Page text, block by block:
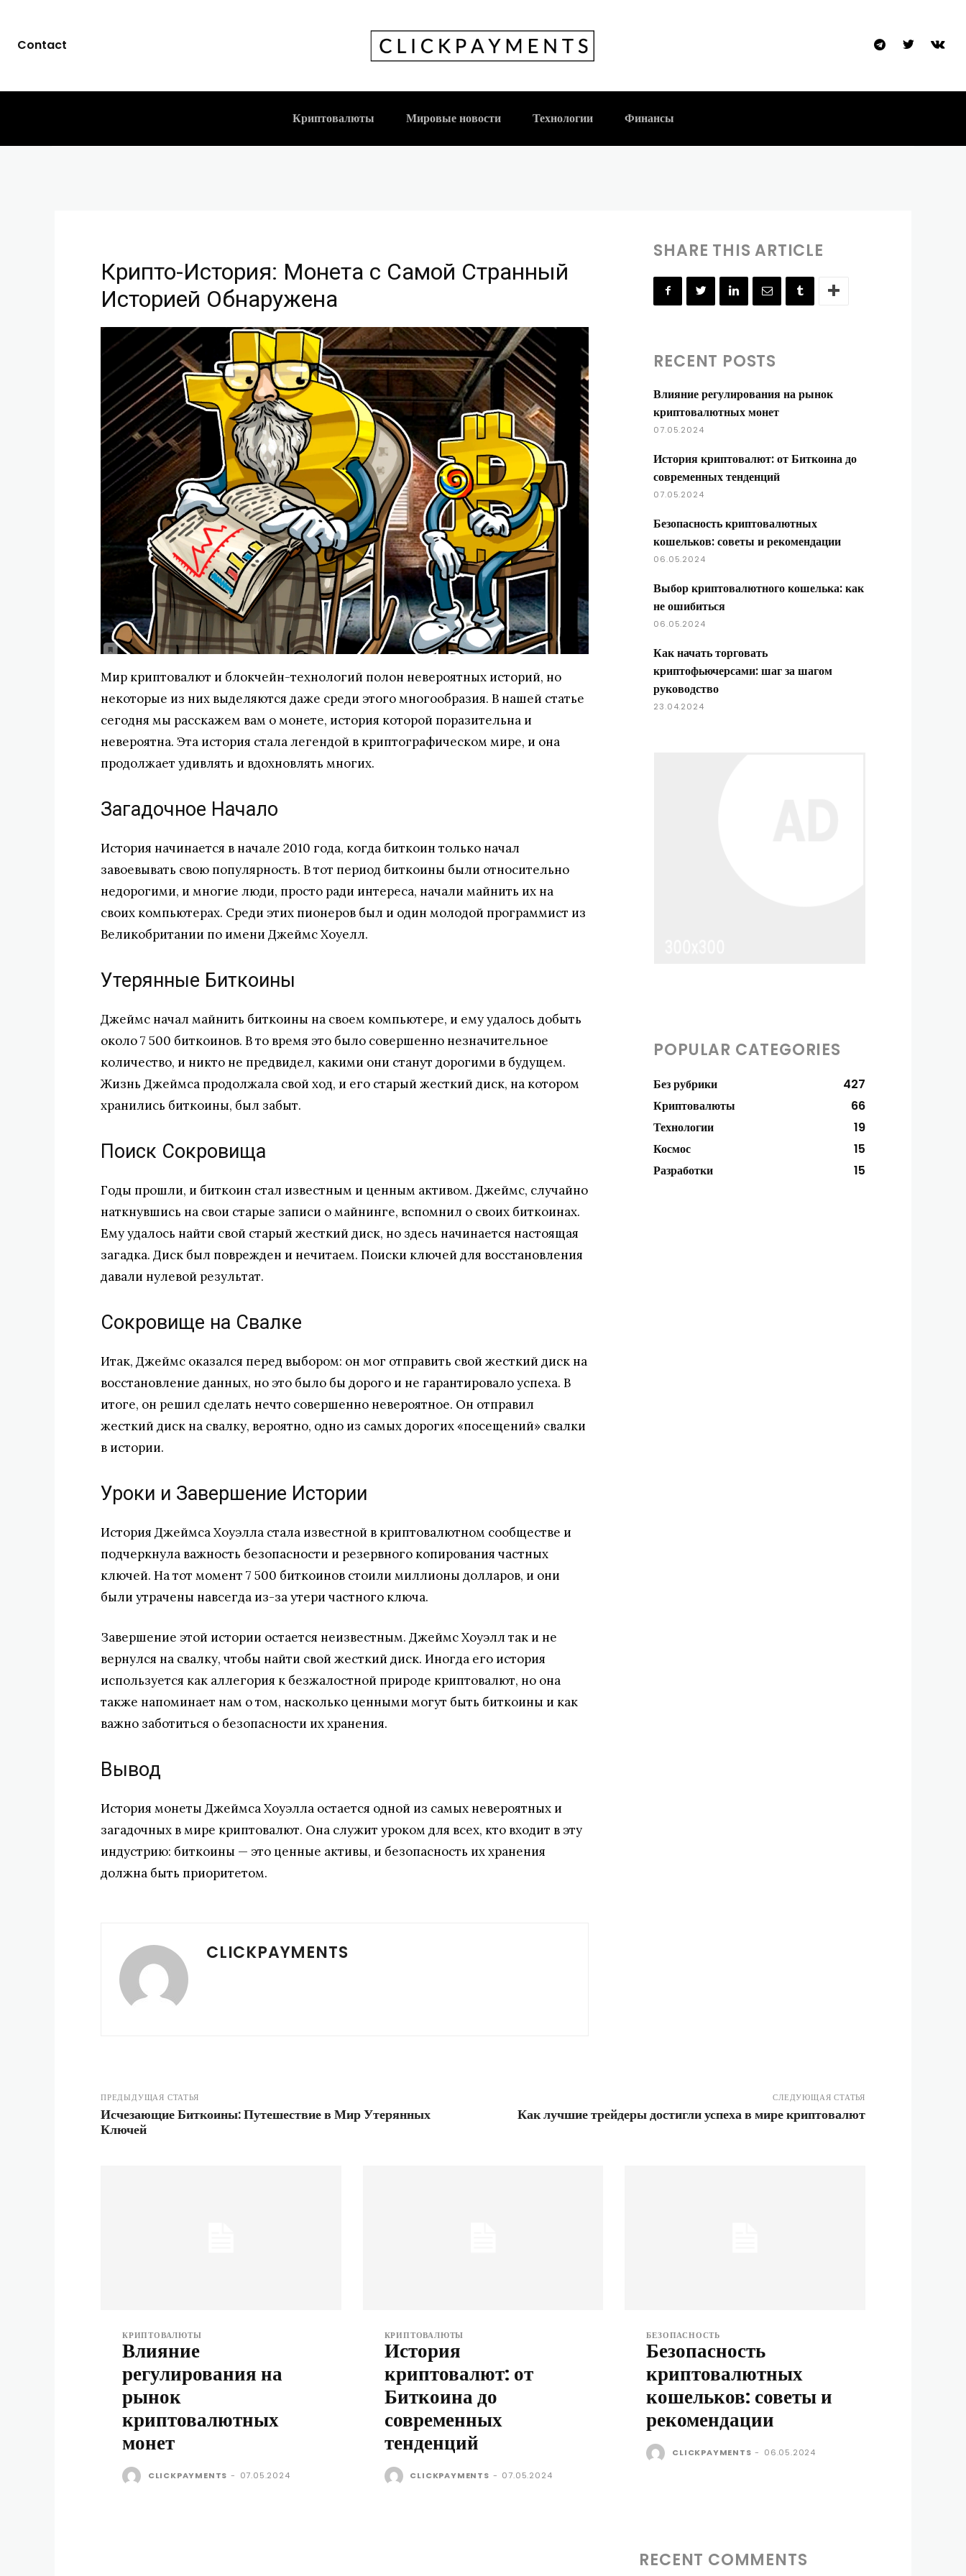
Contact
Криптовалюты Мировые новости Технологии Финансы
Крипто-История: Монета с Самой Странный
Историей Обнаружена
Крипто-История: Монета с Самой Странный
Историей Обнаружена
Мир криптовалют и блокчейн-технологий полон невероятных историй, но
некоторые из них выделяются даже среди этого многообразия. В нашей статье
сегодня мы расскажем вам о монете, история которой поразительна и
невероятна. Эта история стала легендой в криптографическом мире, и она
продолжает удивлять и вдохновлять многих.
Загадочное Начало
История начинается в начале 2010 года, когда биткоин только начал
завоевывать свою популярность. В тот период биткоины были относительно
недорогими, и многие люди, просто ради интереса, начали майнить их на
своих компьютерах. Среди этих пионеров был и один молодой программист из
Великобритании по имени Джеймс Хоуелл.
Утерянные Биткоины
Джеймс начал майнить биткоины на своем компьютере, и ему удалось добыть
около 7 500 биткоинов. В то время это было совершенно незначительное
количество, и никто не предвидел, какими они станут дорогими в будущем.
Жизнь Джеймса продолжала свой ход, и его старый жесткий диск, на котором
хранились биткоины, был забыт.
Поиск Сокровища
Годы прошли, и биткоин стал известным и ценным активом. Джеймс, случайно
наткнувшись на свои старые записи о майнинге, вспомнил о своих биткоинах.
Ему удалось найти свой старый жесткий диск, но здесь начинается настоящая
загадка. Диск был поврежден и нечитаем. Поиски ключей для восстановления
давали нулевой результат.
Сокровище на Свалке
Итак, Джеймс оказался перед выбором: он мог отправить свой жесткий диск на
восстановление данных, но это было бы дорого и не гарантировало успеха. В
итоге, он решил сделать нечто совершенно невероятное. Он отправил
жесткий диск на свалку, вероятно, одно из самых дорогих «посещений» свалки
в истории.
Уроки и Завершение Истории
История Джеймса Хоуэлла стала известной в криптовалютном сообществе и
подчеркнула важность безопасности и резервного копирования частных
ключей. На тот момент 7 500 биткоинов стоили миллионы долларов, и они
были утрачены навсегда из-за утери частного ключа.
Завершение этой истории остается неизвестным. Джеймс Хоуэлл так и не
вернулся на свалку, чтобы найти свой жесткий диск. Иногда его история
используется как аллегория к безжалостной природе криптовалют, но она
также напоминает нам о том, насколько ценными могут быть биткоины и как
важно заботиться о безопасности их хранения.
Вывод
История монеты Джеймса Хоуэлла остается одной из самых невероятных и
загадочных в мире криптовалют. Она служит уроком для всех, кто входит в эту
индустрию: биткоины — это ценные активы, и безопасность их хранения
должна быть приоритетом.
CLICKPAYMENTS
SHARE THIS ARTICLE
RECENT POSTS
Влияние регулирования на рынок
криптовалютных монет
07.05.2024
История криптовалют: от Биткоина до
современных тенденций
07.05.2024
Безопасность криптовалютных
кошельков: советы и рекомендации
06.05.2024
Выбор криптовалютного кошелька: как
не ошибиться
06.05.2024
Как начать торговать
криптофьючерсами: шаг за шагом
руководство
23.04.2024
POPULAR CATEGORIES
Без рубрики
427
Криптовалюты
66
Технологии
19
Космос
15
Разработки
15
ПРЕДЫДУЩАЯ СТАТЬЯ
Исчезающие Биткоины: Путешествие в Мир Утерянных
Ключей
СЛЕДУЮЩАЯ СТАТЬЯ
Как лучшие трейдеры достигли успеха в мире криптовалют
КРИПТОВАЛЮТЫ
Влияние
регулирования на
рынок
криптовалютных
монет
CLICKPAYMENTS - 07.05.2024
КРИПТОВАЛЮТЫ
История
криптовалют: от
Биткоина до
современных
тенденций
CLICKPAYMENTS - 07.05.2024
БЕЗОПАСНОСТЬ
Безопасность
криптовалютных
кошельков: советы и
рекомендации
CLICKPAYMENTS - 06.05.2024
RECENT COMMENTS